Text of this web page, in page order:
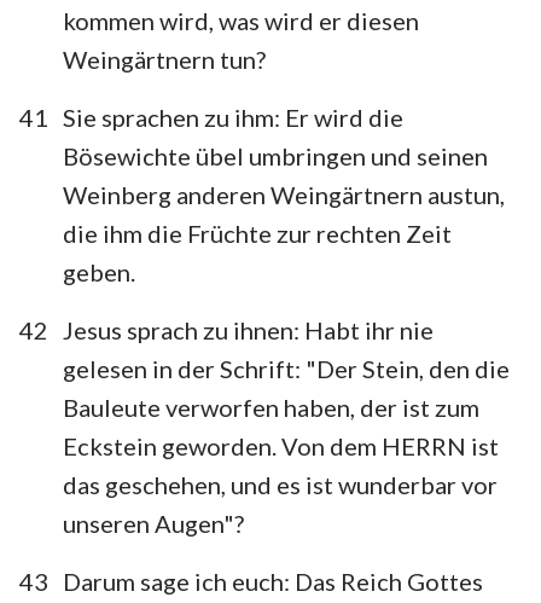
kommen wird, was wird er diesen
Weingärtnern tun?
41
Sie sprachen zu ihm: Er wird die
Bösewichte übel umbringen und seinen
Weinberg anderen Weingärtnern austun,
die ihm die Früchte zur rechten Zeit
geben.
42
Jesus sprach zu ihnen: Habt ihr nie
gelesen in der Schrift: "Der Stein, den die
Bauleute verworfen haben, der ist zum
Eckstein geworden. Von dem HERRN ist
das geschehen, und es ist wunderbar vor
unseren Augen"?
43
Darum sage ich euch: Das Reich Gottes